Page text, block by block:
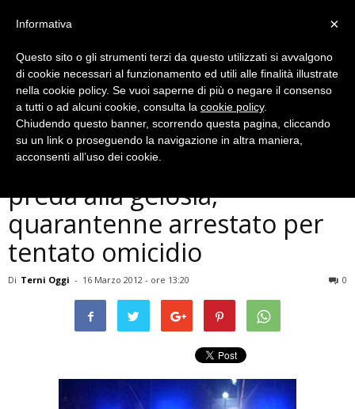
Cronaca
Accoltella la compagna in
preda alla gelosia,
quarantenne arrestato per
tentato omicidio
Di Terni Oggi - 16 Marzo 2012 - ore 13:20 0
×
Informativa
Questo sito o gli strumenti terzi da questo utilizzati si avvalgono
di cookie necessari al funzionamento ed utili alle finalità illustrate
nella cookie policy. Se vuoi saperne di più o negare il consenso
a tutti o ad alcuni cookie, consulta la cookie policy.
Chiudendo questo banner, scorrendo questa pagina, cliccando
su un link o proseguendo la navigazione in altra maniera,
acconsenti all’uso dei cookie.